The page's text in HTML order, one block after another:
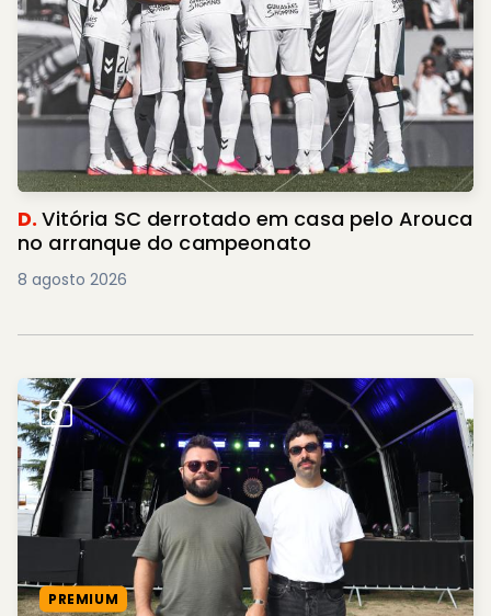
D.Vitória SC derrotado em casa pelo Arouca
no arranque do campeonato
8 agosto 2026
PREMIUM